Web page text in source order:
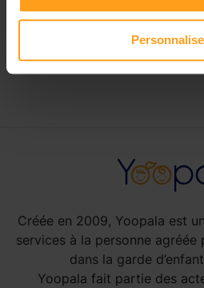
Petites
babysitting à
Créée en 2009, Yoopala est
services à la personne
dans la garde
Yoopala fait partie des